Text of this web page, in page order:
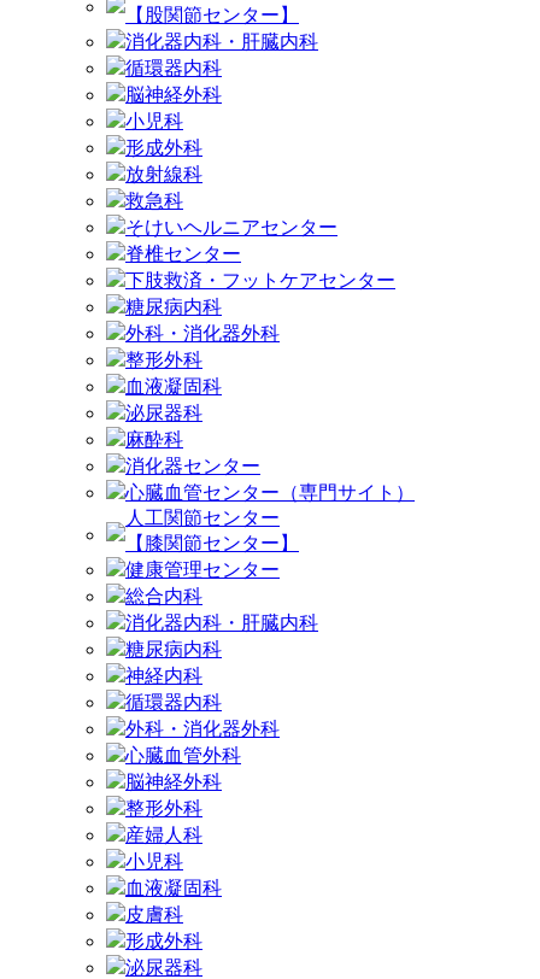
【股関節センター】
消化器内科・肝臓内科
循環器内科
脳神経外科
小児科
形成外科
放射線科
救急科
そけいヘルニアセンター
脊椎センター
下肢救済・フットケアセンター
糖尿病内科
外科・消化器外科
整形外科
血液凝固科
泌尿器科
麻酔科
消化器センター
心臓血管センター（専門サイト）
人工関節センター
【膝関節センター】
健康管理センター
総合内科
消化器内科・肝臓内科
糖尿病内科
神経内科
循環器内科
外科・消化器外科
心臓血管外科
脳神経外科
整形外科
産婦人科
小児科
血液凝固科
皮膚科
形成外科
泌尿器科